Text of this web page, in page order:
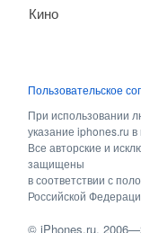
Кино
Пользовательское
При использовании
указание iphones.ru в
Все авторские и
защищены
в соответствии с
Российской
©iPhones.ru,